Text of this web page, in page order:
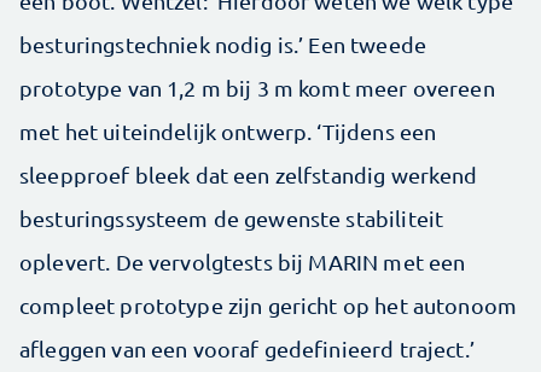
besturingstechniek nodig is.’ Een tweede
prototype van 1,2 m bij 3 m komt meer overeen
met het uiteindelijk ontwerp. ‘Tijdens een
sleepproef bleek dat een zelfstandig werkend
besturingssysteem de gewenste stabiliteit
oplevert. De vervolgtests bij MARIN met een
compleet prototype zijn gericht op het autonoom
afleggen van een vooraf gedefinieerd traject.’